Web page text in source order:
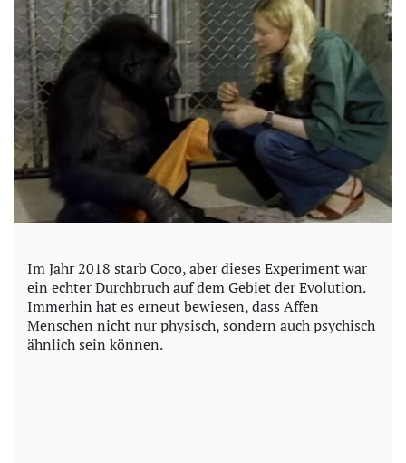
Im Jahr 2018 starb Coco, aber dieses Experiment war
ein echter Durchbruch auf dem Gebiet der Evolution.
Immerhin hat es erneut bewiesen, dass Affen
Menschen nicht nur physisch, sondern auch psychisch
ähnlich sein können.